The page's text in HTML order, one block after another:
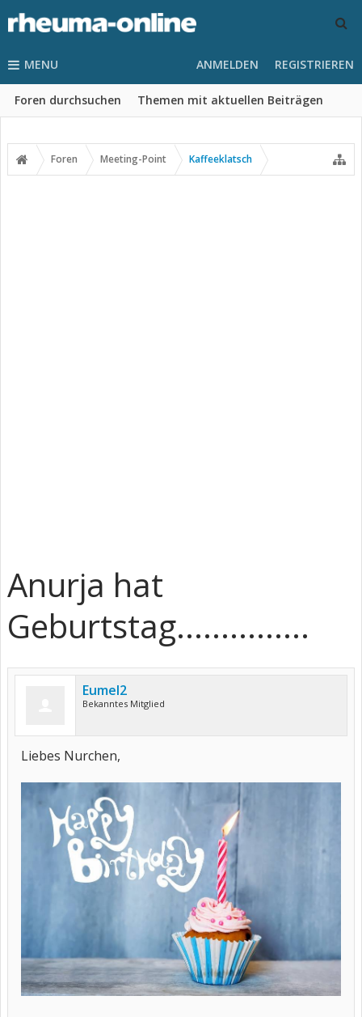
MENU
Foren durchsuchen Themen mit aktuellen Beiträgen
ANMELDEN REGISTRIEREN
Foren Meeting-Point Kaffeeklatsch
Anurja hat
Geburtstag...............
Eumel2
Bekanntes Mitglied
Liebes Nurchen,